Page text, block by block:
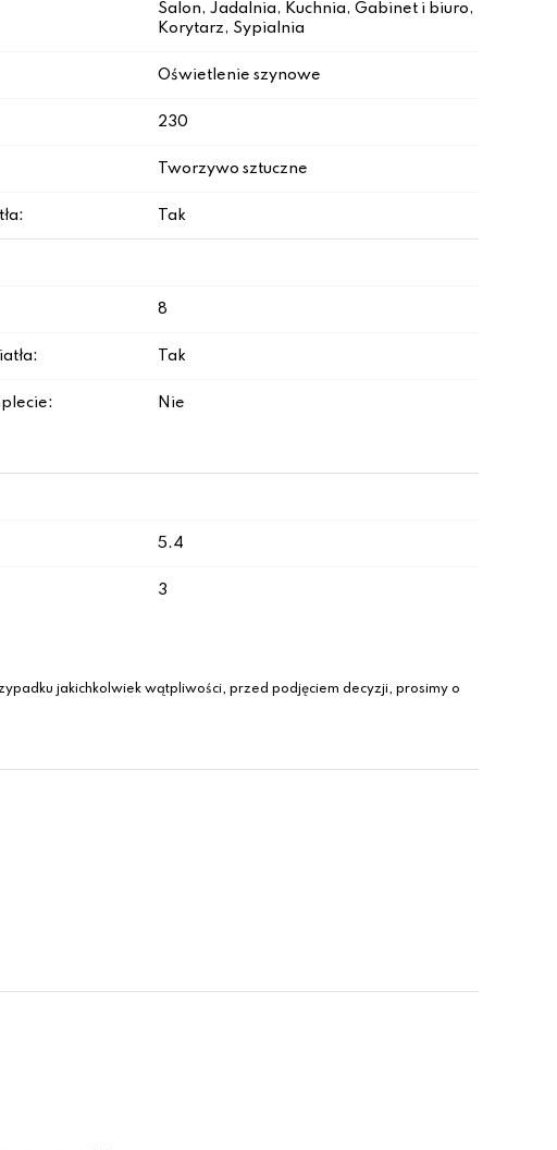
Salon, Jadalnia, Kuchnia, Gabinet i biuro,
Korytarz, Sypialnia
Oświetlenie szynowe
230
Tworzywo sztuczne
Tak
8
Tak
Nie
5.4
3
jakichkolwiek wątpliwości, przed podjęciem decyzji, prosimy o